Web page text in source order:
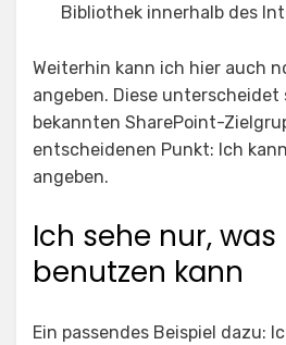
Bibliothek innerhalb des
Weiterhin kann ich hier auch
angeben. Diese unterscheidet
bekannten SharePoint-
entscheidenen Punkt: Ich
angeben.
Ich sehe nur, was
benutzen kann
Ein passendes Beispiel dazu: